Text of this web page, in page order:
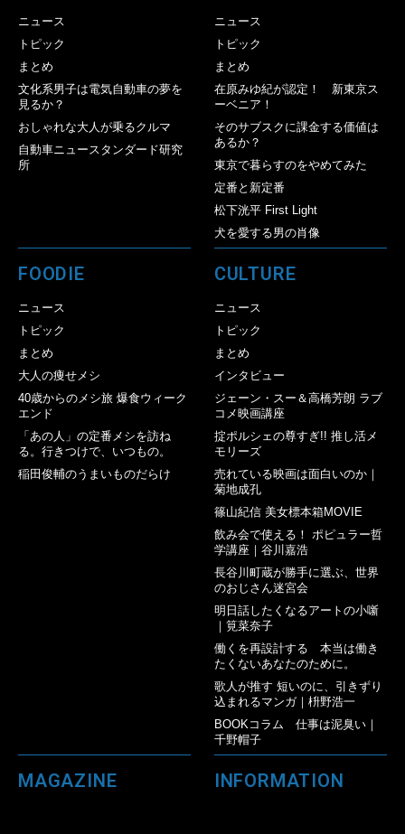
ニュース
トピック
まとめ
文化系男子は電気自動車の夢を
見るか？
おしゃれな大人が乗るクルマ
自動車ニュースタンダード研究
所
ニュース
トピック
まとめ
在原みゆ紀が認定！ 新東京ス
ーベニア！
そのサブスクに課金する価値は
あるか？
東京で暮らすのをやめてみた
定番と新定番
松下洸平 First Light
犬を愛する男の肖像
FOODIE
ニュース
トピック
まとめ
大人の痩せメシ
40歳からのメシ旅 爆食ウィーク
エンド
「あの人」の定番メシを訪ね
る。行きつけで、いつもの。
稲田俊輔のうまいものだらけ
CULTURE
ニュース
トピック
まとめ
インタビュー
ジェーン・スー＆高橋芳朗 ラブ
コメ映画講座
掟ポルシェの尊すぎ!! 推し活メ
モリーズ
売れている映画は面白いのか｜
菊地成孔
篠山紀信 美女標本箱MOVIE
飲み会で使える！ ポピュラー哲
学講座｜谷川嘉浩
長谷川町蔵が勝手に選ぶ、世界
のおじさん迷宮会
明日話したくなるアートの小噺
｜筧菜奈子
働くを再設計する 本当は働き
たくないあなたのために。
歌人が推す 短いのに、引きずり
込まれるマンガ｜枡野浩一
BOOKコラム 仕事は泥臭い｜
千野帽子
MAGAZINE INFORMATION